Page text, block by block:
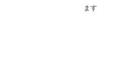
ます